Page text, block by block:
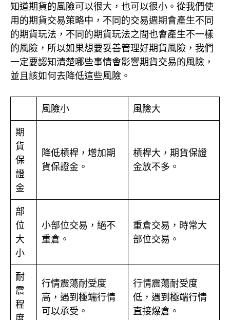
知道期貨的風險可以很大，也可以很小。從我們使
用的期貨交易策略中，不同的交易週期會產生不同
的期貨玩法，不同的期貨玩法之間也會產生不一樣
的風險，所以如果想要妥善管理好期貨風險，我們
一定要認知清楚哪些事情會影響期貨交易的風險，
並且該如何去降低這些風險。
風險小 風險大
期
貨
保
證
金
降低槓桿，增加期
貨保證金。
槓桿大，期貨保證
金放不多。
部
位
大
小
小部位交易，絕不
重倉。
重倉交易，時常大
部位交易。
耐
震
程
行情震蕩耐受度
高，遇到極端行情
可以承受。
行情震蕩耐受度
低，遇到極端行情
直接爆倉。